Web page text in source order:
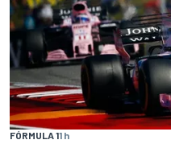
FÓRMULA 11 h